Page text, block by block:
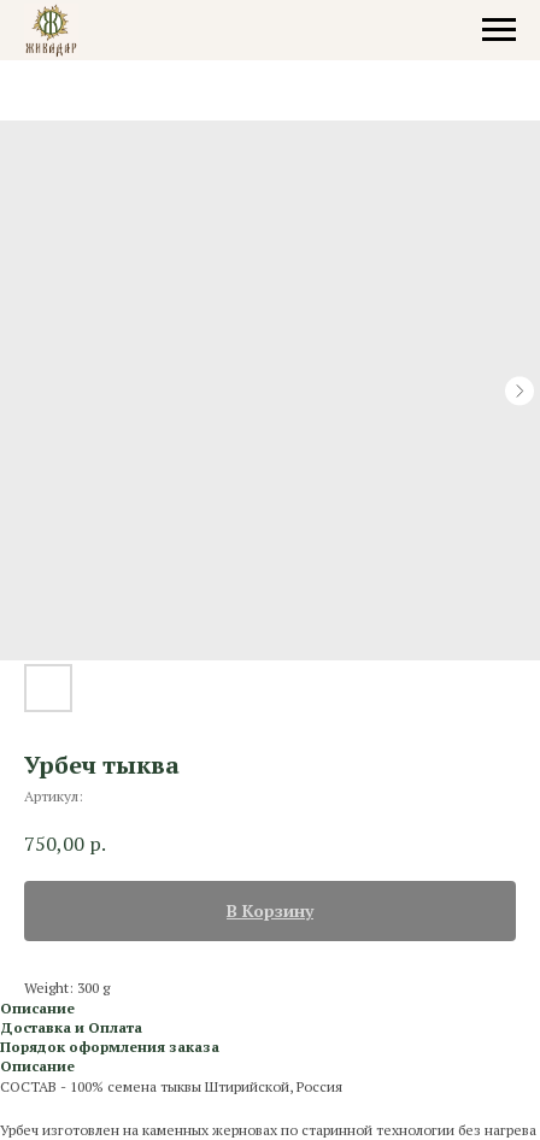
Урбеч тыква
Артикул:
750,00 р.
В Корзину
Weight: 300 g
Описание
Доставка и Оплата
Порядок оформления заказа
Описание
СОСТАВ - 100% семена тыквы Штирийской, Россия
Урбеч изготовлен на каменных жерновах по старинной технологии без нагрева